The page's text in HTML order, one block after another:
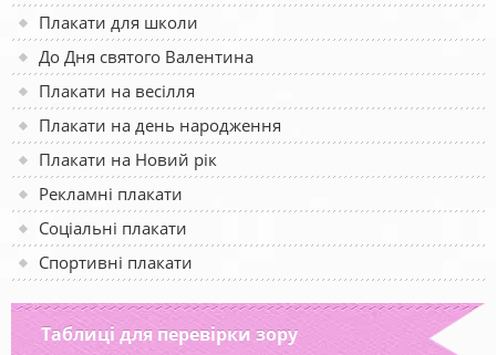
Плакати для школи
До Дня святого Валентина
Плакати на весілля
Плакати на день народження
Плакати на Новий рік
Рекламні плакати
Соціальні плакати
Спортивні плакати
Таблиці для перевірки зору